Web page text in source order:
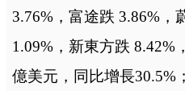
3.76%，富途跌 3.86%，
1.09%，新東方跌 8.42%
億美元，同比增長30.5%